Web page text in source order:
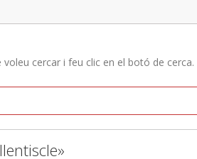
cercar i feu clic en el botó de cerca.